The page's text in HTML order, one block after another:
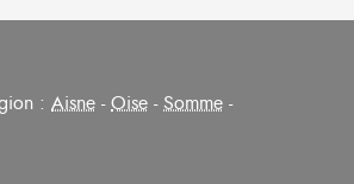
: Aisne -Oise -Somme -